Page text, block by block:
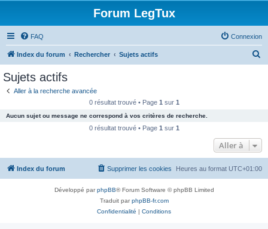
Forum LegTux
FAQ Connexion
Index du forum Rechercher Sujets actifs
c
e
Sujets actifs
Aller à la recherche avancée
0 résultat trouvé • Page 1 sur 1
Aucun sujet ou message ne correspond à vos critères de recherche.
0 résultat trouvé • Page 1 sur 1
Aller à
Index du forum Heures au format UTC+01:00
Supprimer les cookies
Développé parphpBB® Forum Software © phpBB Limited
Traduit parphpBB-fr.com
Confidentialité | Conditions